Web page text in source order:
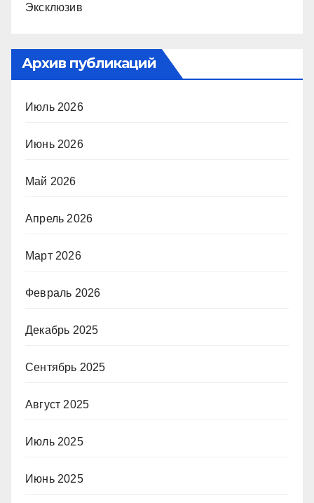
Эксклюзив
Архив публикаций
Июль 2026
Июнь 2026
Май 2026
Апрель 2026
Март 2026
Февраль 2026
Декабрь 2025
Сентябрь 2025
Август 2025
Июль 2025
Июнь 2025